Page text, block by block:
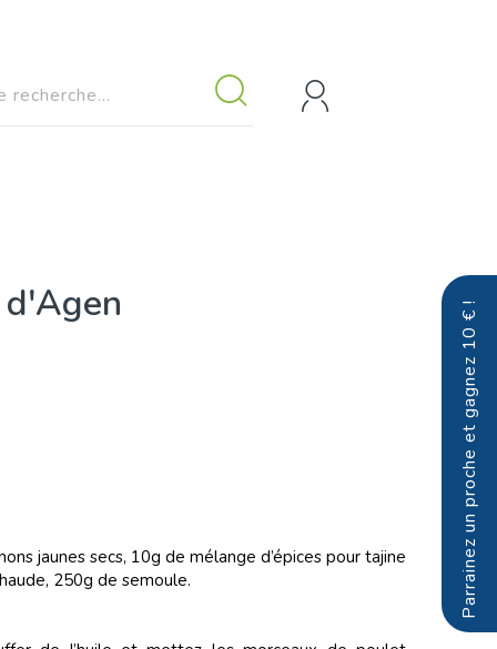
Parrainez un proche et gagnez 10 € !
jaunes secs, 10g de mélange d’épices pour tajine
250g de semoule.